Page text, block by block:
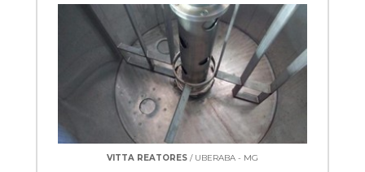
VITTA REATORES/ UBERABA - MG